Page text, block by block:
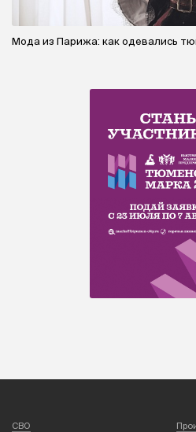
Мода из Парижа: как одевались
СВО